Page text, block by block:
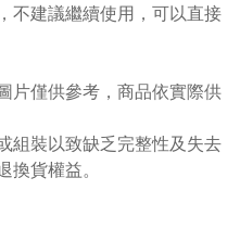
不建議繼續使用，可以直接
片僅供參考，商品依實際供
組裝以致缺乏完整性及失去
貨權益。